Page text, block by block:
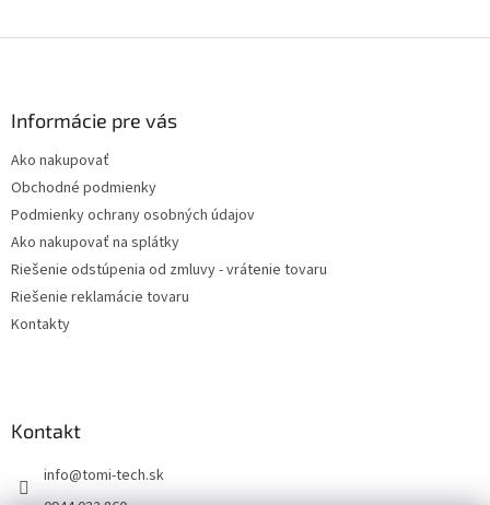
Informácie pre vás
Ako nakupovať
Obchodné podmienky
Podmienky ochrany osobných údajov
Ako nakupovať na splátky
Riešenie odstúpenia od zmluvy - vrátenie tovaru
Riešenie reklamácie tovaru
Kontakty
Kontakt
info@tomi-tech.sk